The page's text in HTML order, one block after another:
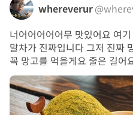
whereverur
너어어어어어무 맛있어요 여
말차가 진짜입니다 그저 진짜
꼭 망고를 먹을게요 줄은 길어